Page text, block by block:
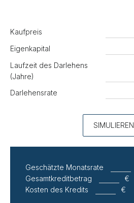
Kaufpreis
Eigenkapital
Laufzeit des Darlehens
(Jahre)
Darlehensrate
SIMULIEREN
Geschätzte Monatsrate
Gesamtkreditbetrag
€
Kosten des Kredits
€